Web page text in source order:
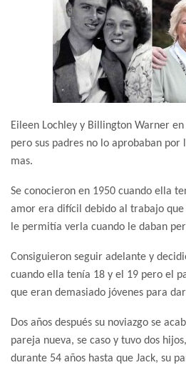
Eileen Lochley y Billington Warner
pero sus padres no lo aprobaban
mas.
Se conocieron en 1950 cuando ella
amor era difícil debido al trabajo
le permitía verla cuando le daban
Consiguieron seguir adelante y
cuando ella tenía 18 y el 19 pero el
que eran demasiado jóvenes para
Dos años después su noviazgo se
pareja nueva, se caso y tuvo dos
durante 54 años hasta que Jack, su